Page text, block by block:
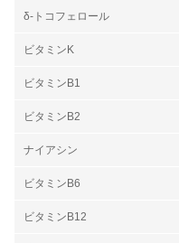
δ-トコフェロール
ビタミンK
ビタミンB1
ビタミンB2
ナイアシン
ビタミンB6
ビタミンB12